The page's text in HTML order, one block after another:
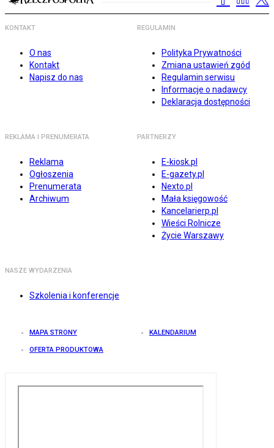
KONTAKT
O nas
Kontakt
Napisz do nas
REGULAMIN
Polityka Prywatności
Zmiana ustawień zgód
Regulamin serwisu
Informacje o nadawcy
Deklaracja dostępności
REKLAMA I PRENUMERATA
Reklama
Ogłoszenia
Prenumerata
Archiwum
PARTNERZY
E-kiosk.pl
E-gazety.pl
Nexto.pl
Mała księgowość
Kancelarierp.pl
Wieści Rolnicze
Życie Warszawy
NASZE WYDARZENIA
Szkolenia i konferencje
MAPA STRONY KALENDARIUM
OFERTA PRODUKTOWA